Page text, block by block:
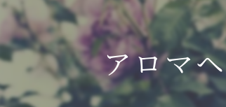
スクール
アロマ